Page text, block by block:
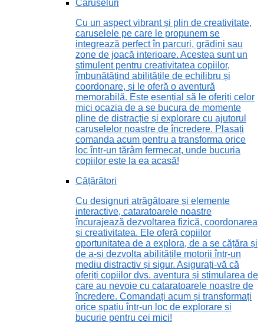
Caruseluri
Cu un aspect vibrant și plin de creativitate,
caruselele pe care le propunem se
integrează perfect în parcuri, grădini sau
zone de joacă interioare. Acestea sunt un
stimulent pentru creativitatea copiilor,
îmbunătățind abilitățile de echilibru și
coordonare, și le oferă o aventură
memorabilă. Este esențial să le oferiți celor
mici ocazia de a se bucura de momente
pline de distracție și explorare cu ajutorul
caruselelor noastre de încredere. Plasați
comanda acum pentru a transforma orice
loc într-un tărâm fermecat, unde bucuria
copiilor este la ea acasă!
Cățărători
Cu designuri atrăgătoare și elemente
interactive, cataratoarele noastre
încurajează dezvoltarea fizică, coordonarea
și creativitatea. Ele oferă copiilor
oportunitatea de a explora, de a se cățăra și
de a-și dezvolta abilitățile motorii într-un
mediu distractiv și sigur. Asigurați-vă că
oferiți copiilor dvs. aventura și stimularea de
care au nevoie cu cataratoarele noastre de
încredere. Comandați acum și transformați
orice spațiu într-un loc de explorare și
bucurie pentru cei mici!